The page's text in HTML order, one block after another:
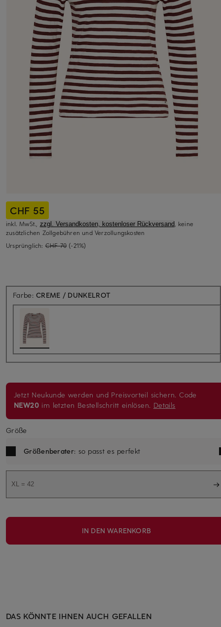
CHF 55
inkl. MwSt., zzgl. Versandkosten, kostenloser Rückversand, keine
zusätzlichen Zollgebühren und Verzollungskosten
Ursprünglich: CHF 70 (-21%)
Farbe:CREME / DUNKELROT
Jetzt Neukunde werden und Preisvorteil sichern. Code
NEW20 im letzten Bestellschritt einlösen. Details
Größe
Größenberater: so passt es perfekt
XL = 42
IN DEN WARENKORB
DAS KÖNNTE IHNEN AUCH GEFALLEN